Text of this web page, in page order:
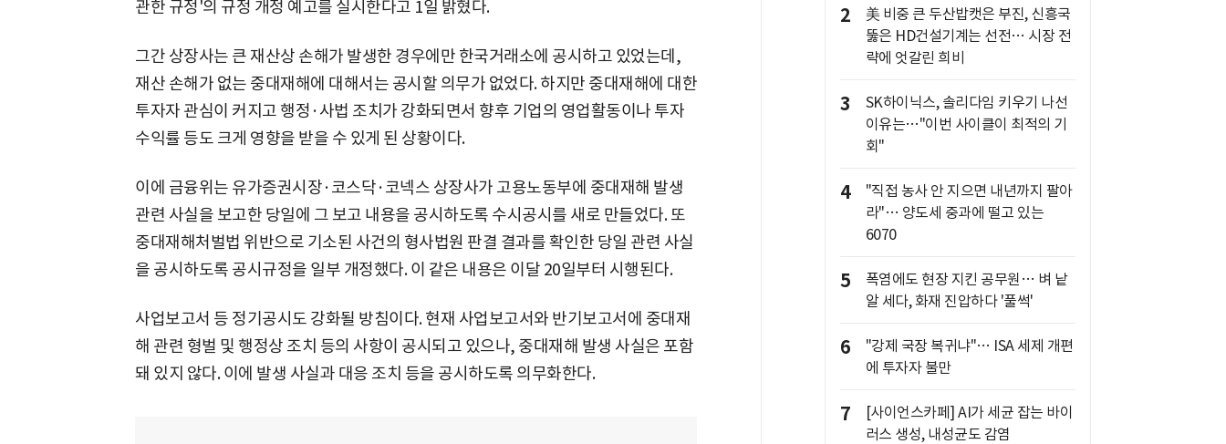
관한 규정'의 규정 개정 예고를 실시한다고 1일 밝혔다.
그간 상장사는 큰 재산상 손해가 발생한 경우에만 한국거래소에 공시하고 있었는데,
재산 손해가 없는 중대재해에 대해서는 공시할 의무가 없었다. 하지만 중대재해에 대한
투자자 관심이 커지고 행정·사법 조치가 강화되면서 향후 기업의 영업활동이나 투자
수익률 등도 크게 영향을 받을 수 있게 된 상황이다.
이에 금융위는 유가증권시장·코스닥·코넥스 상장사가 고용노동부에 중대재해 발생
관련 사실을 보고한 당일에 그 보고 내용을 공시하도록 수시공시를 새로 만들었다. 또
중대재해처벌법 위반으로 기소된 사건의 형사법원 판결 결과를 확인한 당일 관련 사실
을 공시하도록 공시규정을 일부 개정했다. 이 같은 내용은 이달 20일부터 시행된다.
사업보고서 등 정기공시도 강화될 방침이다. 현재 사업보고서와 반기보고서에 중대재
해 관련 형벌 및 행정상 조치 등의 사항이 공시되고 있으나, 중대재해 발생 사실은 포함
돼 있지 않다. 이에 발생 사실과 대응 조치 등을 공시하도록 의무화한다.
2
美 비중 큰 두산밥캣은 부진, 신흥국
뚫은 HD건설기계는 선전… 시장 전
략에 엇갈린 희비
3
SK하이닉스, 솔리다임 키우기 나선
이유는…"이번 사이클이 최적의 기
회"
4
"직접 농사 안 지으면 내년까지 팔아
라"… 양도세 중과에 떨고 있는
6070
5
폭염에도 현장 지킨 공무원… 벼 낱
알 세다, 화재 진압하다 '풀썩'
6
"강제 국장 복귀냐"… ISA 세제 개편
에 투자자 불만
7
[사이언스카페] AI가 세균 잡는 바이
러스 생성, 내성균도 감염